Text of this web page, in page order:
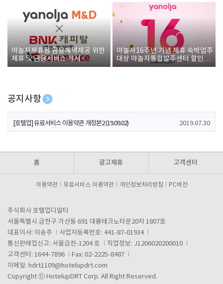
야놀자제휴점 금융혜택제공 위한
제휴 및 금융서비스 게시
야놀자16주년 기념 제휴 숙박업주
대상 야놀자통합발주센터 할인쿠
폰 증정
공지사항
[호텔업] 개인정보 처리방침 개정본1 (19.09.02)
[호텔업] 유료서비스 이용약관 개정본2 (19.09.02) 2019.07.30
홈 광고제휴 고객센터
이용약관 유료서비스 이용약관 개인정보처리방침 PC버전
주식회사 호텔업디알티
서울특별시 금천구 가산동 691 대륭테크노타운20차 1807호
대표이사: 이송주
사업자등록번호: 441-87-01934
통신판매업신고: 서울금천-1204 호
직업정보: J1206020200010
고객센터: 1644-7896
Fax: 02-2225-8487
이메일: hdrt1109@hotelupdrt.com
Copyright ⓒ HotelupDRT Corp. All Right Reserved.